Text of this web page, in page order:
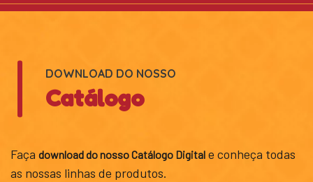
DOWNLOAD DO NOSSO
Catálogo
Faça download do nosso Catálogo Digital e conheça todas
as nossas linhas de produtos.